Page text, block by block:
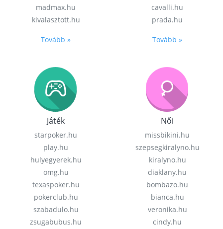
madmax.hu
kivalasztott.hu
Tovább »
cavalli.hu
prada.hu
Tovább »
Játék
starpoker.hu
play.hu
hulyegyerek.hu
omg.hu
texaspoker.hu
pokerclub.hu
szabadulo.hu
zsugabubus.hu
Női
missbikini.hu
szepsegkiralyno.hu
kiralyno.hu
diaklany.hu
bombazo.hu
bianca.hu
veronika.hu
cindy.hu